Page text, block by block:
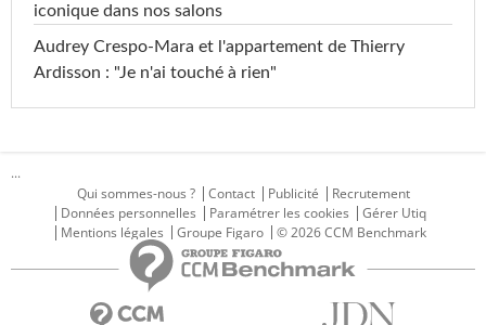
iconique dans nos salons
Audrey Crespo-Mara et l'appartement de Thierry
Ardisson : "Je n'ai touché à rien"
...
Qui sommes-nous ?
Contact Publicité
Recrutement
Données personnelles
Paramétrer les cookies
Gérer Utiq
Mentions légales
Groupe Figaro © 2026 CCM Benchmark